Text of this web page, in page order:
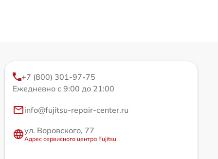
+7 (800) 301-97-75
Ежедневно с 9:00 до 21:00
info@fujitsu-repair-center.ru
ул. Воровского, 77
Адрес сервисного центра Fujitsu